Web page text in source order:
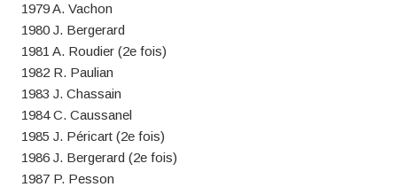
1979 A. Vachon
1980 J. Bergerard
1981 A. Roudier (2e fois)
1982 R. Paulian
1983 J. Chassain
1984 C. Caussanel
1985 J. Péricart (2e fois)
1986 J. Bergerard (2e fois)
1987 P. Pesson